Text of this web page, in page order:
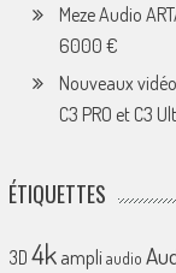
Meze Audio
6000 €
Nouveaux
C3 PRO et C3
ÉTIQUETTES
3D 4k ampliaudio